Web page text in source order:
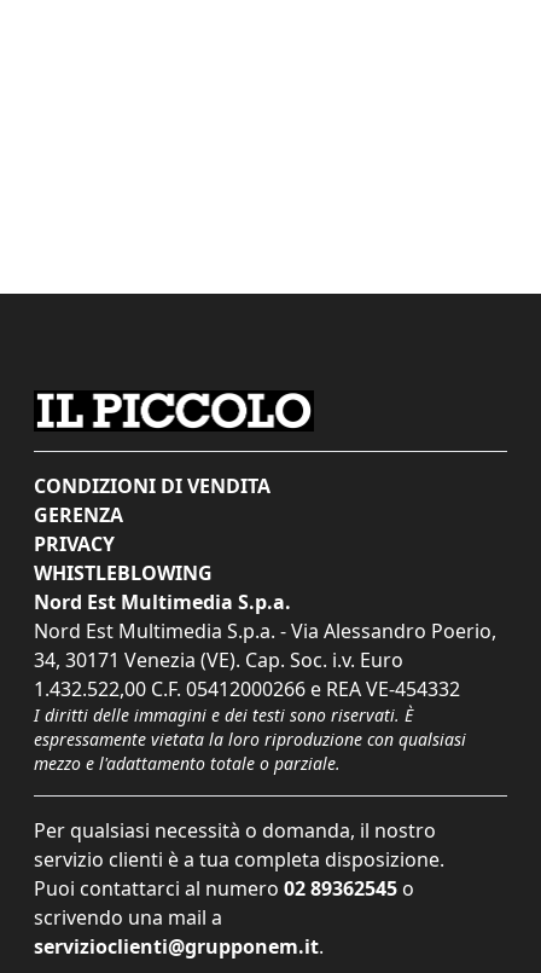
CONDIZIONI DI VENDITA
GERENZA
PRIVACY
WHISTLEBLOWING
Nord Est Multimedia S.p.a.
Nord Est Multimedia S.p.a. - Via Alessandro Poerio,
34, 30171 Venezia (VE). Cap. Soc. i.v. Euro
1.432.522,00 C.F. 05412000266 e REA VE-454332
I diritti delle immagini e dei testi sono riservati. È
espressamente vietata la loro riproduzione con qualsiasi
mezzo e l'adattamento totale o parziale.
Per qualsiasi necessità o domanda, il nostro
servizio clienti è a tua completa disposizione.
Puoi contattarci al numero 02 89362545 o
scrivendo una mail a
servizioclienti@grupponem.it.